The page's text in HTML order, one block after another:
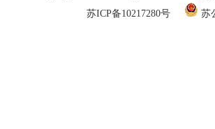
苏ICP备10217280号
苏